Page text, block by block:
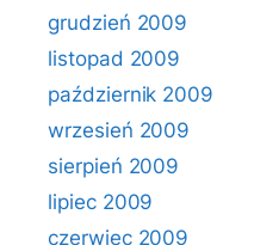
grudzień 2009
listopad 2009
październik 2009
wrzesień 2009
sierpień 2009
lipiec 2009
czerwiec 2009